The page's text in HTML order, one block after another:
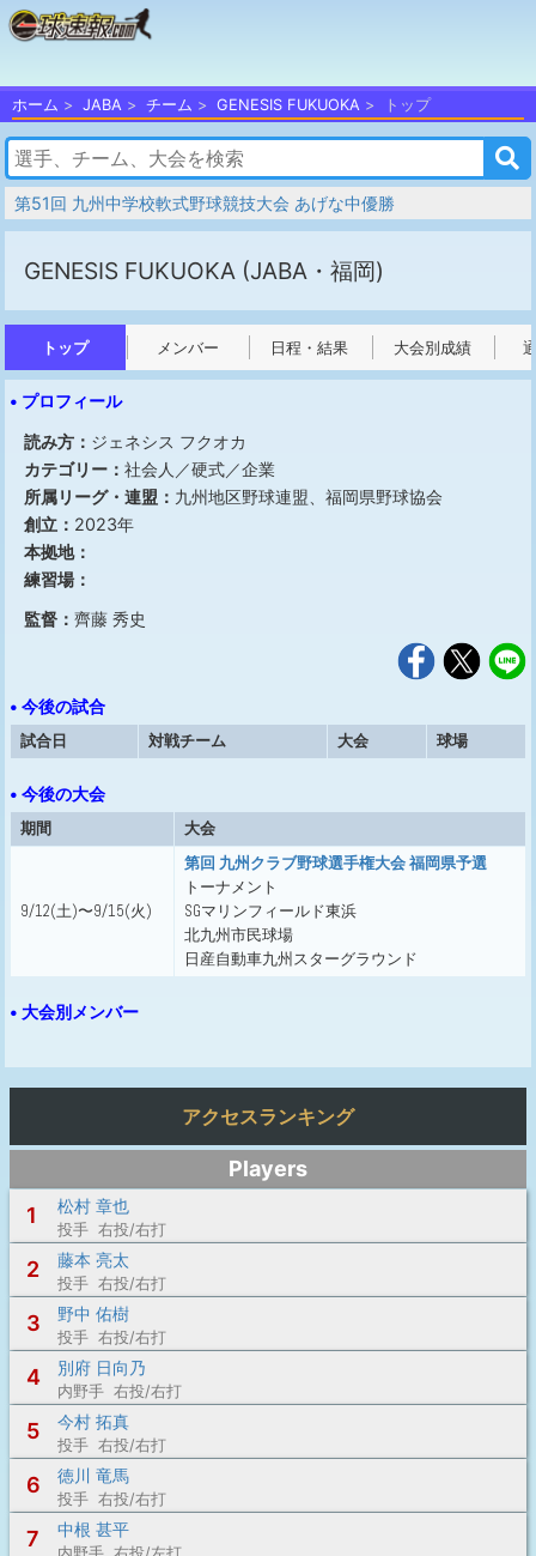
ホーム JABA チーム GENESIS FUKUOKA トップ
第51回 九州中学校軟式野球競技大会 あげな中優勝
GENESIS FUKUOKA (JABA・福岡)
トップ メンバー 日程・結果 大会別成績
• プロフィール
読み方： ジェネシス フクオカ
カテゴリー： 社会人／硬式／企業
所属リーグ・連盟： 九州地区野球連盟、福岡県野球協会
創立： 2023年
本拠地：
練習場：
監督： 齊藤 秀史
• 今後の試合
試合日
対戦チーム 大会 球場
• 今後の大会
期間
大会
9/12(土)〜9/15(火)
第回 九州クラブ野球選手権大会 福岡県予選
トーナメント
SGマリンフィールド東浜
北九州市民球場
日産自動車九州スターグラウンド
• 大会別メンバー
アクセスランキング
Players
1
松村 章也
投手 右投/右打
2 藤本 亮太
投手 右投/右打
3 野中 佑樹
投手 右投/右打
4 別府 日向乃
内野手 右投/右打
5 今村 拓真
投手 右投/右打
6 徳川 竜馬
投手 右投/右打
7 中根 甚平